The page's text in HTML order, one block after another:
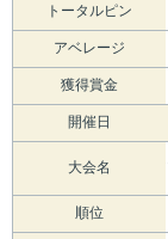
トータルピン
アベレージ
獲得賞金
開催日
大会名
順位